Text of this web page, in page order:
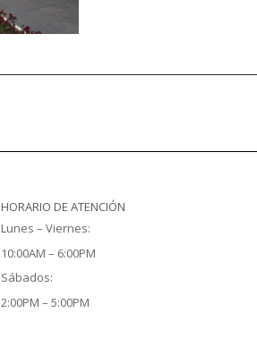
HORARIO DE ATENCIÓN
Lunes – Viernes:
10:00AM – 6:00PM
Sábados:
2:00PM – 5:00PM